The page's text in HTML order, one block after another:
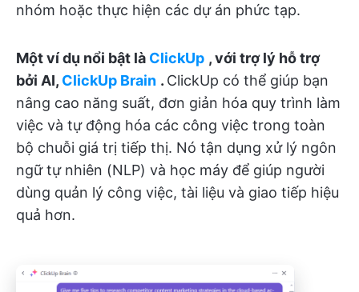
nhóm hoặc thực hiện các dự án phức tạp.
Một ví dụ nổi bật là ClickUp , với trợ lý hỗ trợ
bởi AI, ClickUp Brain . ClickUp có thể giúp bạn
nâng cao năng suất, đơn giản hóa quy trình làm
việc và tự động hóa các công việc trong toàn
bộ chuỗi giá trị tiếp thị. Nó tận dụng xử lý ngôn
ngữ tự nhiên (NLP) và học máy để giúp người
dùng quản lý công việc, tài liệu và giao tiếp hiệu
quả hơn.